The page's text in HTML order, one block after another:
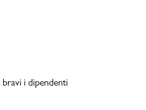
i dipendenti